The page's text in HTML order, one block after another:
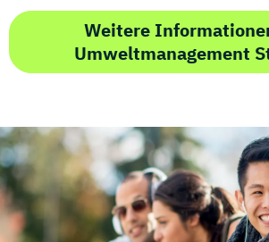
Marketing und digitale Medien
Marketingmanagement
Master of Business
Mediation und
Mediendesign
Medienmanagement
Medizinische Informatik
Modemanagement
forstwirtschaftlicher
Universitätslehrgang Diplom-
Universitätslehrgang
Sustainability of Civil
Protection Systems (CP)
Universitätslehrgang Mycotoxin
Academy (CP)
Weitere
Umweltmanagement